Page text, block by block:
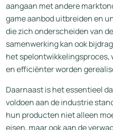
aangaan met andere
game aanbod uitbreiden en
die zich onderscheiden van
samenwerking kan ook
het
en efficiënter worden
Daarnaast is het essentieel
voldoen aan de industrie
hun producten niet alleen
eisen, maar ook aan de